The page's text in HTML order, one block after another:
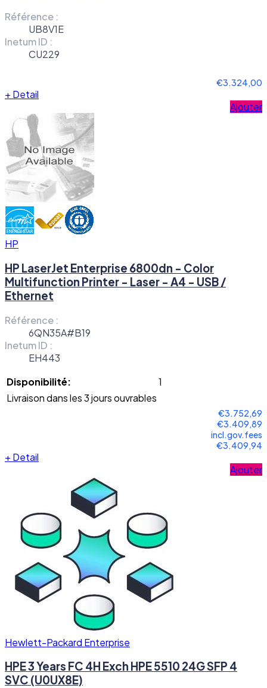
Référence :
UB8V1E
Inetum ID :
CU229
€3.324,00
+ Detail
Ajouter
HP
HP LaserJet Enterprise 6800dn - Color
Multifunction Printer - Laser - A4 - USB /
Ethernet
Référence :
6QN35A#B19
Inetum ID :
EH443
Disponibilité:
1
Livraison dans les 3 jours ouvrables
€3.752,69
€3.409,89
incl.gov.fees
€3.409,94
+ Detail
Ajouter
Hewlett-Packard Enterprise
HPE 3 Years FC 4H Exch HPE 5510 24G SFP 4
SVC (U0UX8E)